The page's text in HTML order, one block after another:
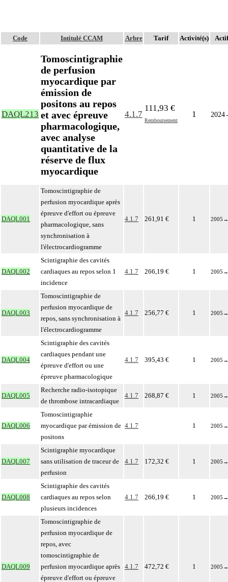
Code Intitulé CCAM Arbre Tarif Activité(s) Actif
DAQL213
Tomoscintigraphie
de perfusion
myocardique par
émission de
positons au repos
et avec épreuve
pharmacologique,
avec analyse
quantitative de la
réserve de flux
myocardique
4.1.7
111,93 €
Remboursement
1 2024
DAQL001
Tomoscintigraphie de
perfusion myocardique après
épreuve d'effort ou épreuve
pharmacologique, sans
synchronisation à
l'électrocardiogramme
4.1.7 261,91 € 1 2005 →
DAQL002
Scintigraphie des cavités
cardiaques au repos selon 1
incidence
4.1.7 266,19 € 1 2005 →
DAQL003
Tomoscintigraphie de
perfusion myocardique de
repos, sans synchronisation à
l'électrocardiogramme
4.1.7 256,77 € 1 2005 →
DAQL004
Scintigraphie des cavités
cardiaques pendant une
épreuve d'effort ou une
épreuve pharmacologique
4.1.7 395,43 € 1 2005 →
DAQL005
Recherche radio-isotopique
de thrombose intracardiaque
4.1.7 268,87 € 1 2005 →
DAQL006
Tomoscintigraphie
myocardique par émission de
positons
4.1.7 1 2005 →
DAQL007
Scintigraphie myocardique
sans utilisation de traceur de
perfusion
4.1.7 172,32 € 1 2005 →
DAQL008
Scintigraphie des cavités
cardiaques au repos selon
plusieurs incidences
4.1.7 266,19 € 1 2005 →
DAQL009
Tomoscintigraphie de
perfusion myocardique de
repos, avec
tomoscintigraphie de
perfusion myocardique après
épreuve d'effort ou épreuve
4.1.7 472,72 € 1 2005 →